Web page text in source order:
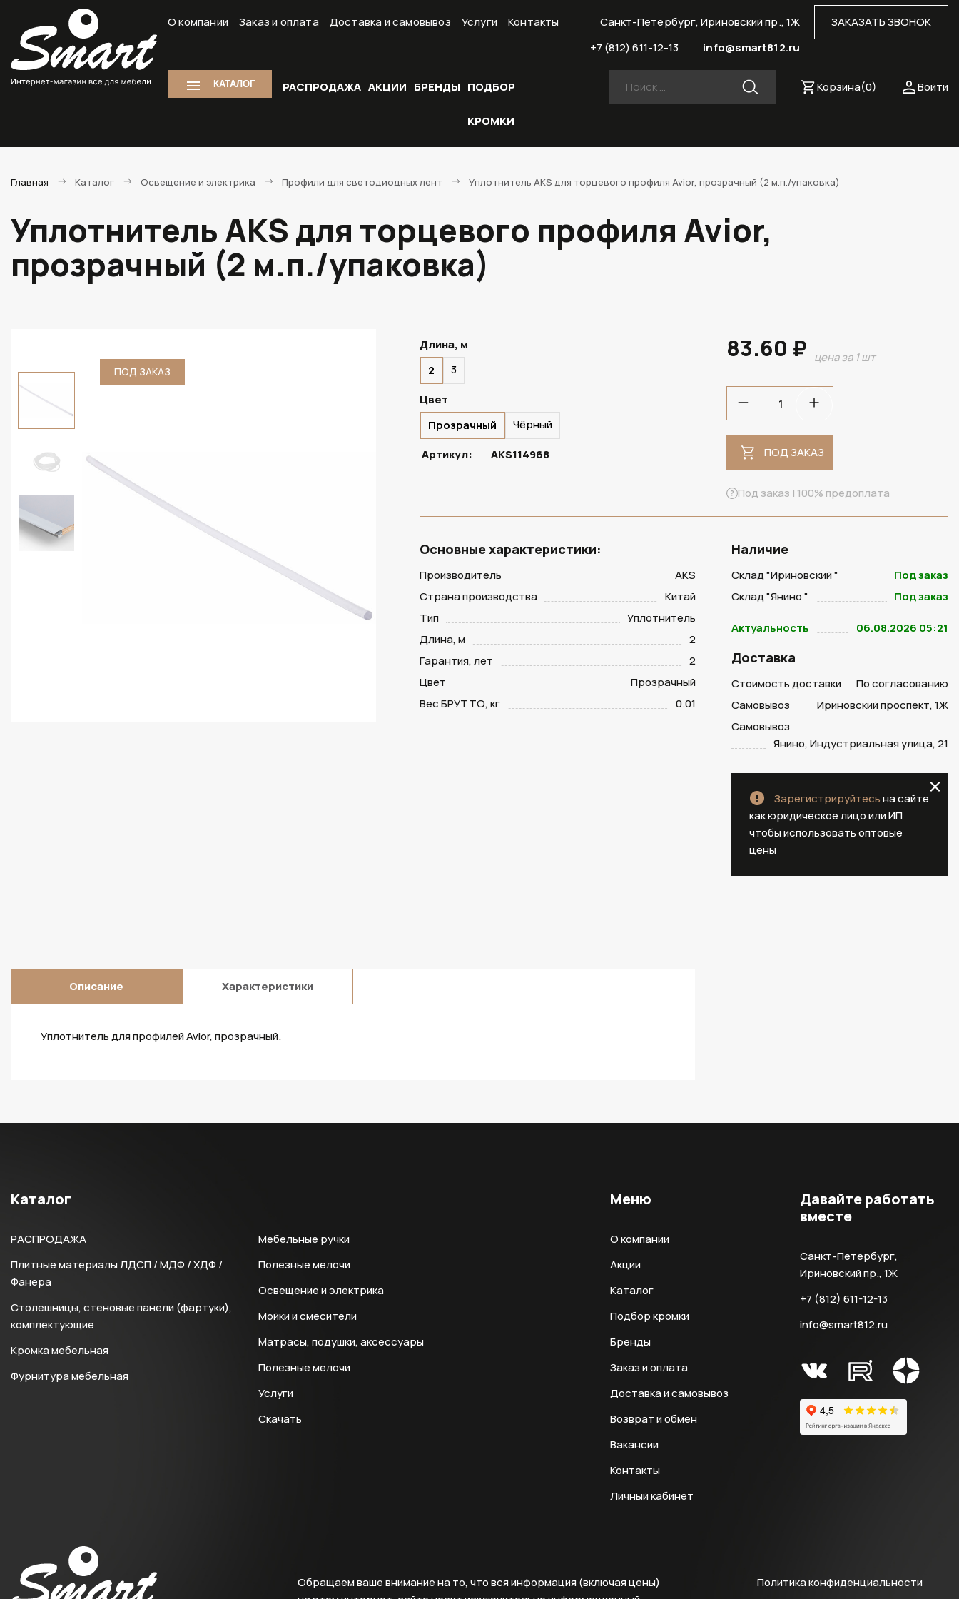
О компании Заказ и оплата Доставка и самовывоз Услуги Контакты ЗАКАЗАТЬ ЗВОНОК
Санкт-Петербург, Ириновский пр., 1Ж
info@smart812.ru
+7 (812) 611-12-13
КАТАЛОГ РАСПРОДАЖА АКЦИИ БРЕНДЫ ПОДБОР
КРОМКИ
Войти
Корзина(0)
Главная Каталог Освещение и электрика Профили для светодиодных лент Уплотнитель AKS для торцевого профиля Avior, прозрачный (2 м.п./упаковка)
Уплотнитель AKS для торцевого профиля Avior,
прозрачный (2 м.п./упаковка)
ПОД ЗАКАЗ ПОД ЗАКАЗ
Длина, м
2
3
Цвет
Прозрачный
Чёрный
Артикул:
AKS114968
83.60 ₽ цена за 1 шт
ПОД ЗАКАЗ
Под заказ | 100% предоплата
Основные характеристики:
Производитель
AKS
Страна производства
Китай
Тип
Уплотнитель
Длина, м
2
Гарантия, лет
2
Цвет
Прозрачный
Вес БРУТТО, кг
0.01
Наличие
Склад "Ириновский "
Под заказ
Склад "Янино "
Под заказ
Актуальность 06.08.2026 05:21
Доставка
Стоимость доставки
По согласованию
Самовывоз
Ириновский проспект, 1Ж
Самовывоз
Янино, Индустриальная улица, 21
Зарегистрируйтесьна сайте
как юридическое лицо или ИП
чтобы использовать оптовые
цены
Описание Характеристики
Уплотнитель для профилей Avior, прозрачный.
Каталог
РАСПРОДАЖА
Плитные материалы ЛДСП / МДФ / ХДФ /
Фанера
Столешницы, стеновые панели (фартуки),
комплектующие
Кромка мебельная
Фурнитура мебельная
Мебельные ручки
Полезные мелочи
Освещение и электрика
Мойки и смесители
Матрасы, подушки, аксессуары
Полезные мелочи
Услуги
Скачать
Меню
О компании
Акции
Каталог
Подбор кромки
Бренды
Заказ и оплата
Доставка и самовывоз
Возврат и обмен
Вакансии
Контакты
Личный кабинет
Давайте работать
вместе
Санкт-Петербург,
Ириновский пр., 1Ж
+7 (812) 611-12-13
info@smart812.ru
Политика конфиденциальности
Обращаем ваше внимание на то, что вся информация (включая цены)